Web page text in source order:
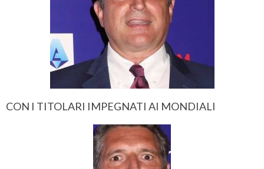
CON I TITOLARI IMPEGNATI AI MONDIALI